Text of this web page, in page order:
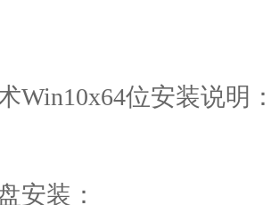
Win10x64位安装说明
安装：